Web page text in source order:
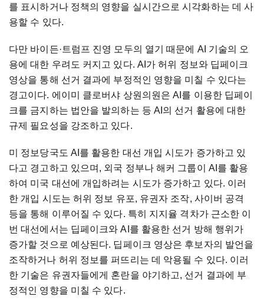
를 표시하거나 정책의 영향을 실시간으로 시각화하는 데 사
용할 수 있다.
다만 바이든·트럼프 진영 모두의 열기 때문에 AI 기술의 오
용에 대한 우려도 커지고 있다. AI가 허위 정보와 딥페이크
영상을 통해 선거 결과에 부정적인 영향을 미칠 수 있다는
경고이다. 에이미 클로버샤 상원의원은 AI를 이용한 딥페이
크를 금지하는 법안을 발의하는 등 AI의 선거 활용에 대한
규제 필요성을 강조하고 있다.
미 정보당국도 AI를 활용한 대선 개입 시도가 증가하고 있
다고 경고하고 있으며, 외국 정부나 해커 그룹이 AI를 활용
하여 미국 대선에 개입하려는 시도가 증가하고 있다. 이러
한 개입 시도는 허위 정보 유포, 유권자 조작, 사이버 공격
등을 통해 이루어질 수 있다. 특히 지지율 격차가 근소한 이
번 대선에서는 딥페이크와 AI를 활용한 선거 방해 행위가
증가할 것으로 예상된다. 딥페이크 영상은 후보자의 발언을
조작하거나 허위 정보를 퍼뜨리는 데 악용될 수 있다. 이러
한 기술은 유권자들에게 혼란을 야기하고, 선거 결과에 부
정적인 영향을 미칠 수 있다.